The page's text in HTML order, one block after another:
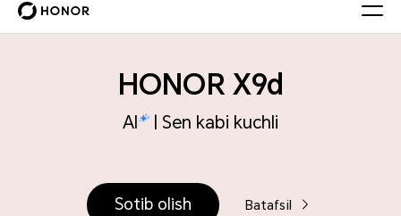
HONOR X9d
AI | Sen kabi kuchli
Sotib olish Batafsil